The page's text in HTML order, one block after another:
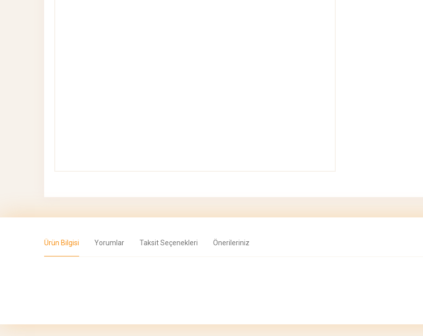
Ürün Bilgisi Yorumlar Taksit Seçenekleri Önerileriniz